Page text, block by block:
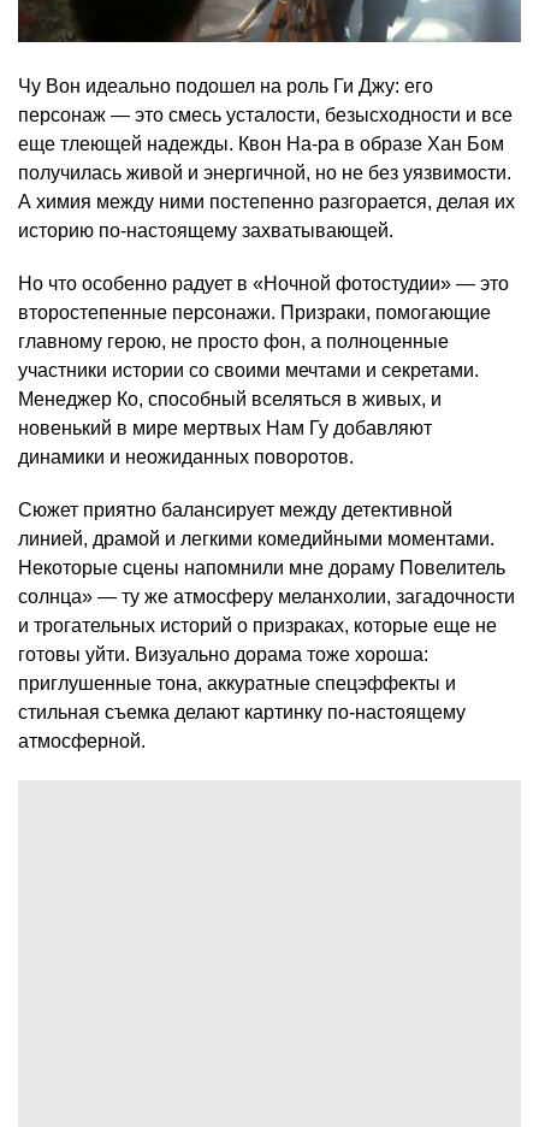
Чу Вон идеально подошел на роль Ги Джу: его
персонаж — это смесь усталости, безысходности и все
еще тлеющей надежды. Квон На-ра в образе Хан Бом
получилась живой и энергичной, но не без уязвимости.
А химия между ними постепенно разгорается, делая их
историю по-настоящему захватывающей.
Но что особенно радует в «Ночной фотостудии» — это
второстепенные персонажи. Призраки, помогающие
главному герою, не просто фон, а полноценные
участники истории со своими мечтами и секретами.
Менеджер Ко, способный вселяться в живых, и
новенький в мире мертвых Нам Гу добавляют
динамики и неожиданных поворотов.
Сюжет приятно балансирует между детективной
линией, драмой и легкими комедийными моментами.
Некоторые сцены напомнили мне дораму Повелитель
солнца» — ту же атмосферу меланхолии, загадочности
и трогательных историй о призраках, которые еще не
готовы уйти. Визуально дорама тоже хороша:
приглушенные тона, аккуратные спецэффекты и
стильная съемка делают картинку по-настоящему
атмосферной.